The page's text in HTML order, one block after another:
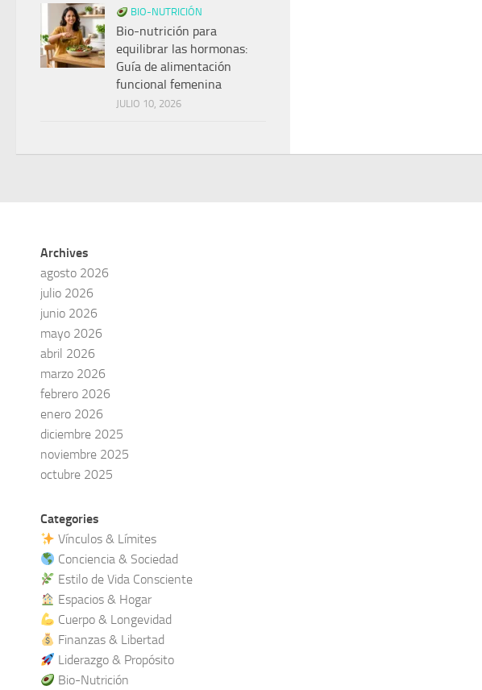
BIO-NUTRICIÓN
Bio-nutrición para
equilibrar las hormonas:
Guía de alimentación
funcional femenina
JULIO 10, 2026
Archives
agosto 2026
julio 2026
junio 2026
mayo 2026
abril 2026
marzo 2026
febrero 2026
enero 2026
diciembre 2025
noviembre 2025
octubre 2025
Categories
Vínculos & Límites
Conciencia & Sociedad
Estilo de Vida Consciente
Espacios & Hogar
Cuerpo & Longevidad
Finanzas & Libertad
Liderazgo & Propósito
Bio-Nutrición